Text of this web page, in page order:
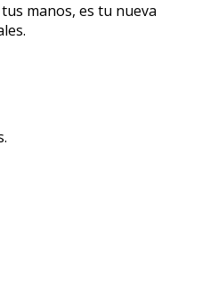
manos, es tu nueva